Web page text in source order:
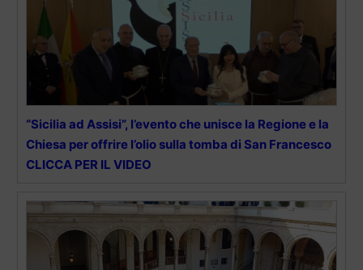
“Sicilia ad Assisi”, l’evento che unisce la Regione e la
Chiesa per offrire l’olio sulla tomba di San Francesco
CLICCA PER IL VIDEO